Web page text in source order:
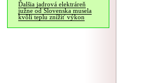
Ďalšia jadrová elektráreň
južne od Slovenska musela
kvôli teplu znížiť výkon